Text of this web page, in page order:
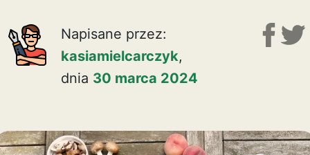
Napisane przez:
kasiamielcarczyk,
dnia 30 marca 2024